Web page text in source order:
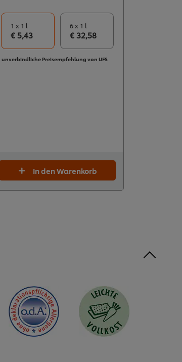
1 x 1 l
€ 5,43
6 x 1 l
€ 32,58
unverbindliche Preisempfehlung von UFS
In den Warenkorb